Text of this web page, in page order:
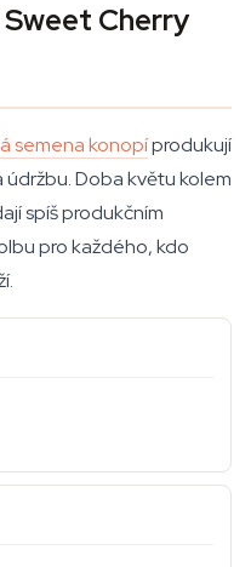
Cherry
semena konopíprodukují
Doba květu kolem
spíš produkčním
pro každého, kdo